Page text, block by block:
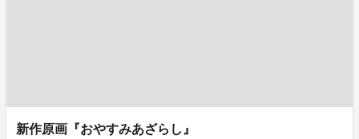
新作原画『おやすみあざらし』